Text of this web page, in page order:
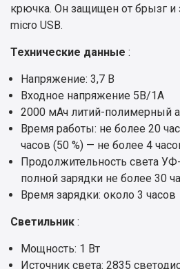
крючка. Он защищен от брызг и
micro USB.
Технические данные :
Напряжение: 3,7 В
Входное напряжение 5В/1А
2000 мАч литий-полимерный
Время работы: не более 20
часов (50 %) — не более 4
Продолжительность света
полной зарядки не более 30
Время зарядки: около 3 часов
Светильник :
Мощность: 1 Вт
Источник света: 2835